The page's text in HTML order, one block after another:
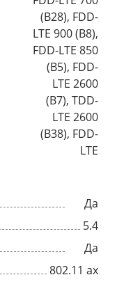
(B28), FDD-
LTE 900 (B8),
FDD-LTE 850
(B5), FDD-
LTE 2600
(B7), TDD-
LTE 2600
(B38), FDD-
LTE
Да
5.4
Да
802.11 ax